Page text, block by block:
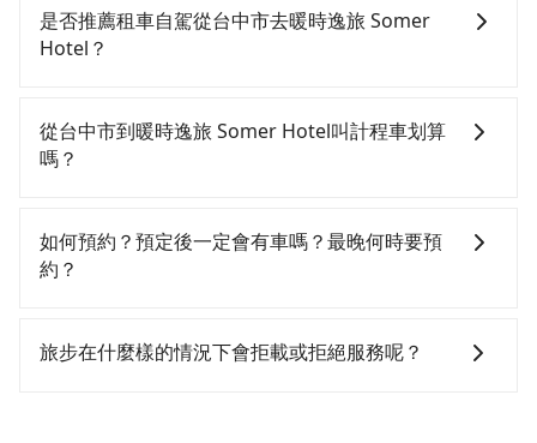
車。 旅行人數：人數多時包車較方便舒適且每個人攤提
下來的車資也比較便宜，人數少可搭乘大眾運輸或計程
和方便性可選包車和計程車，喜歡探險和體驗當地文化
則可搭乘大眾運輸。
鐵乘坐舒適、較貴、費時！從最早06:25一直到23:07，
台中-台南一天最多有74班次高鐵可搭乘。假設從台中市
票並於月台排隊的時間約20分鐘，再乘坐36~54分鐘
（平均45分）的高鐵從台中站前往台南高鐵站，每人票
Somer Hotel (台南市中西區) 的目的地。全程加上轉車
時間共2小時8分鐘，假設4位同行，高鐵加轉乘之平均每
程使用tripool並到府專車接送，則每人平均花費約710
是否推薦租車自駕從台中市去暖時逸旅 Somer
Hotel？
時不需要閉目養神（因為要自己開車），最重要的是你
當天就要來回，那在台中路邊可隨租隨借的iRent應該是
市（中區）到暖時逸旅 Somer Hotel的花費預估為
$2,050~2,650（金額差異來自於平假日、車款差異、抵
能的罰單都需自付。再者，和運的iRent只提供最基本的
從台中市到暖時逸旅 Somer Hotel叫計程車划算
嗎？
灣大車隊、Uber、Line Taxi、Yoxi等，如果在路邊攔不
到車，也可考慮打電話至附近的計程車隊，如金鼎順計
tripool可省高達$2,000。但如果要考慮到回程，台南市
如何預約？預定後一定會有車嗎？最晚何時要預
約？
送服務，可直接線上輸入上下車地點或地址，三秒內即
旅步在什麼樣的情況下會拒載或拒絕服務呢？